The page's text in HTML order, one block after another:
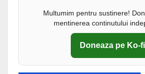
Multumim pentru sustinere!
mentinerea continutului
Doneaza pe Ko-fi